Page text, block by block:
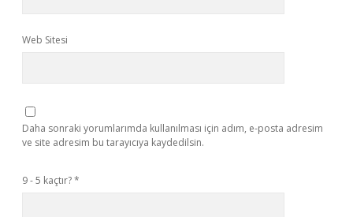
Web Sitesi
Daha sonraki yorumlarımda kullanılması için adım, e-posta adresim
ve site adresim bu tarayıcıya kaydedilsin.
9 - 5 kaçtır?*